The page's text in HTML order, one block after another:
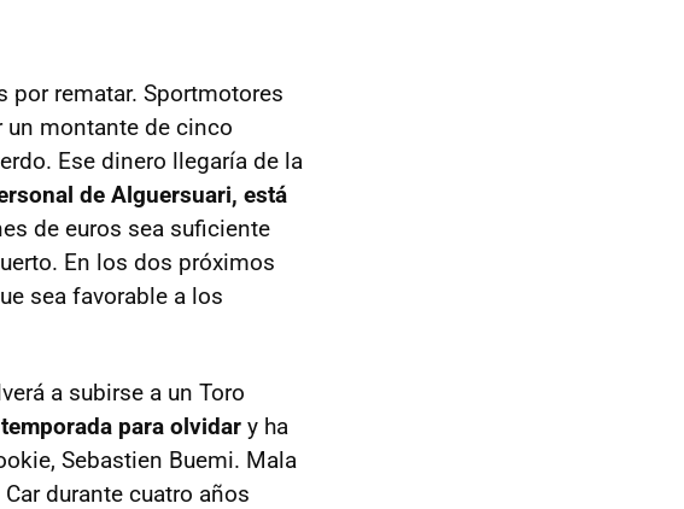
por rematar. Sportmotores
montante de cinco
Ese dinero llegaría de la
de Alguersuari, está
de euros sea suficiente
En los dos próximos
sea favorable a los
a subirse a un Toro
para olvidar y ha
Sebastien Buemi. Mala
durante cuatro años